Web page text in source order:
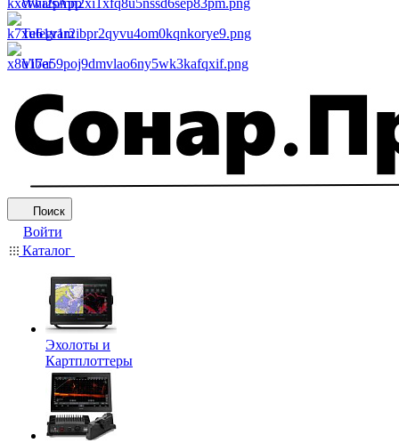
WhatsApp
Telegram
Viber
Поиск
Войти
Каталог
Эхолоты и
Картплоттеры